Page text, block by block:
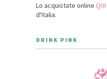
Lo acquistate online QUI
d'Italia.
DRINK PINK